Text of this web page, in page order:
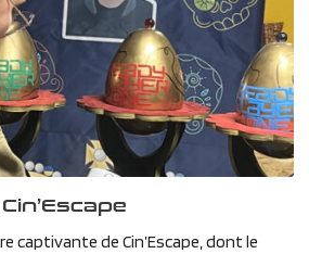
captivante de Cin’Escape, dont le